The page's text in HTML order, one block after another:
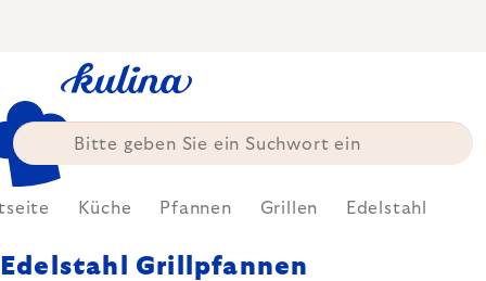
Küche Pfannen Grillen Edelstahl
Edelstahl Grillpfannen